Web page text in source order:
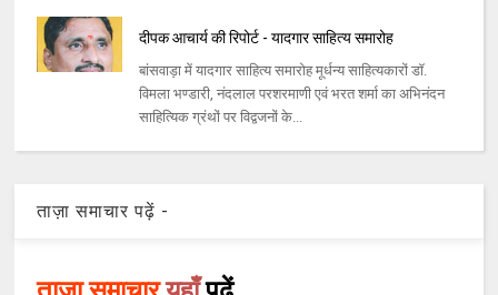
दीपक आचार्य की रिपोर्ट - यादगार साहित्य समारोह
बांसवाड़ा में यादगार साहित्य समारोह मूर्धन्य साहित्यकारों डॉ.
विमला भण्डारी, नंदलाल परशरमाणी एवं भरत शर्मा का अभिनंदन
साहित्यिक ग्रंथों पर विद्वजनों के...
ताज़ा समाचार पढ़ें -